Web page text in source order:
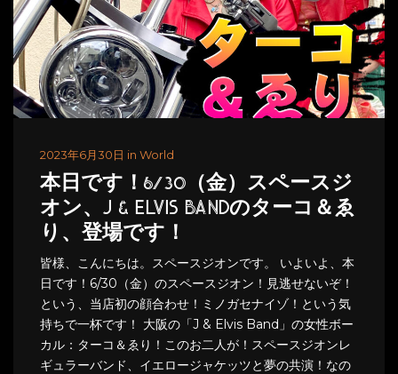
2023年6月30日 in World
本日です！6/30（金）スペースジ
オン、J & ELVIS BANDのターコ＆ゑ
り、登場です！
皆様、こんにちは。スペースジオンです。 いよいよ、本
日です！6/30（金）のスペースジオン！見逃せないぞ！
という、当店初の顔合わせ！ミノガセナイゾ！という気
持ちで一杯です！ 大阪の「J & Elvis Band」の女性ボー
カル：ターコ＆ゑり！このお二人が！スペースジオンレ
ギュラーバンド、イエロージャケッツと夢の共演！なの